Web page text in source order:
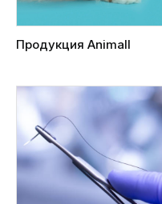
Продукция Animall